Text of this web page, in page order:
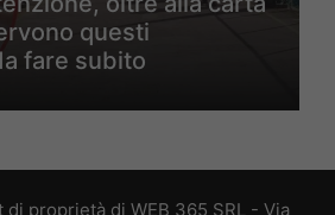
questi
fare subito
proprietà di WEB 365 SRL - Via